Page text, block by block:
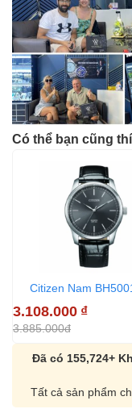
Có thể bạn cũng
Citizen Nam
3.108.000 ₫
3.885.000đ
Đã có 155,724+
Tất cả sản phẩm